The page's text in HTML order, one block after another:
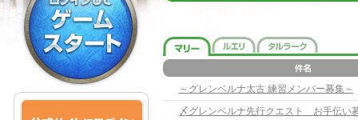
～グレンベルナ太古 練習メンバー募集～
〆グレンベルナ先行クエスト お手伝い